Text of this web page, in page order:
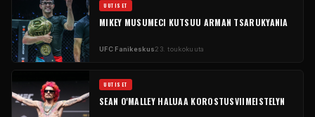
UUTISET
MIKEY MUSUMECI KUTSUU ARMAN TSARUKYANIA
UFCFanikeskus23. toukokuuta
UUTISET
SEAN O'MALLEY HALUAA KOROSTUSVIIMEISTELYN